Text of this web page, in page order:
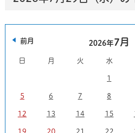
前月 2026年7月
日 月 火 水
1
5 6 7 8
12 13 14 15
19 20 21 22